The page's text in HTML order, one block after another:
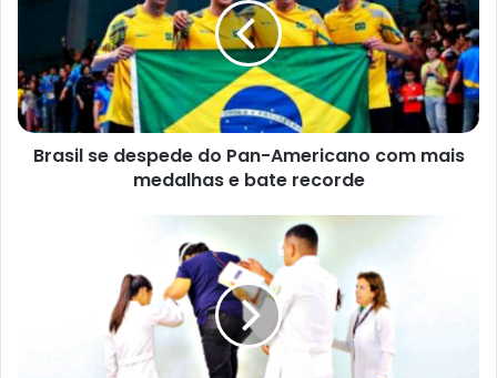
ç
o
d
e
e
Brasil se despede do Pan-Americano com mais
medalhas e bate recorde